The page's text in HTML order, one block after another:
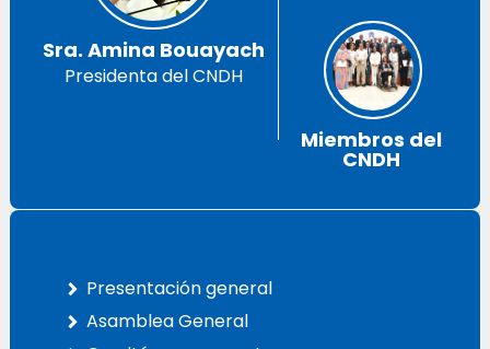
Sra. Amina Bouayach
Presidenta del CNDH
Miembros del
CNDH
Presentación general
Asamblea General